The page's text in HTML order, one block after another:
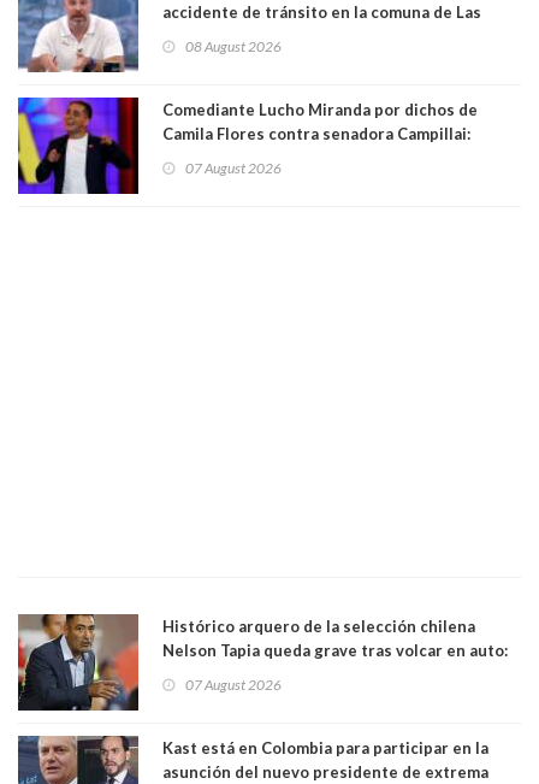
accidente de tránsito en la comuna de Las
08 August 2026
Comediante Lucho Miranda por dichos de
Camila Flores contra senadora Campillai:
forma de quitar dignidad"
07 August 2026
Histórico arquero de la selección chilena
Nelson Tapia queda grave tras volcar en auto:
07 August 2026
Kast está en Colombia para participar en la
asunción del nuevo presidente de extrema